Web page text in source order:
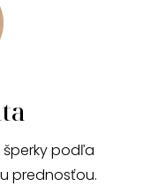
šperky podľa
prednosťou.